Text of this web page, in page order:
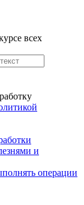
всех
и
операции